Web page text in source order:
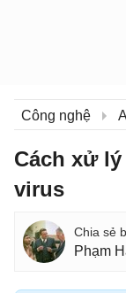
Công nghệ
Cách xử
virus
Phạm